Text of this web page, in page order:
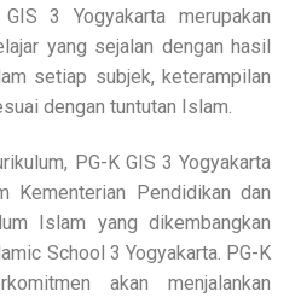
3 Yogyakarta merupakan
yang sejalan dengan hasil
setiap subjek, keterampilan
dengan tuntutan Islam.
PG-K GIS 3 Yogyakarta
Kementerian Pendidikan dan
Islam yang dikembangkan
School 3 Yogyakarta. PG-K
akan menjalankan